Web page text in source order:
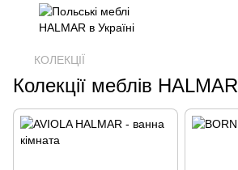
КОЛЕКЦІЇ
Колекції меблів HALMAR